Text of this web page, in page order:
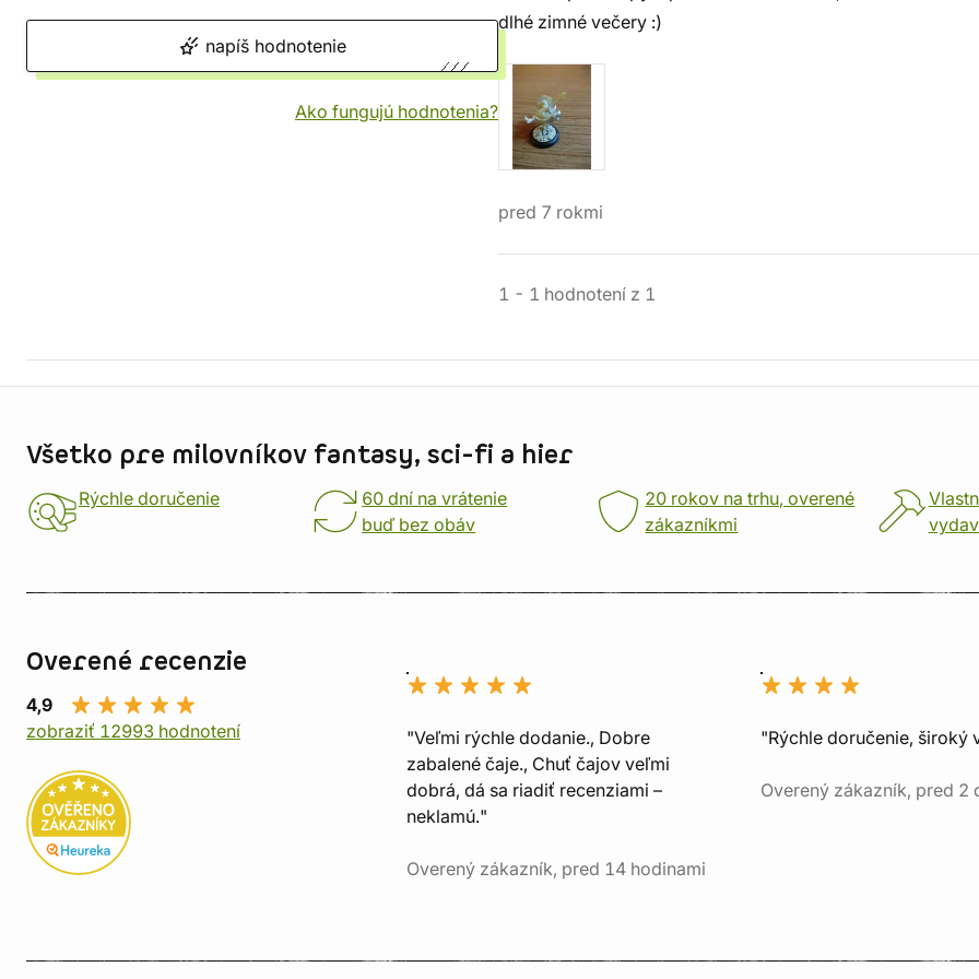
napíš hodnotenie
Ako fungujú hodnotenia?
dlhé zimné večery :)
pred 7 rokmi
1 - 1 hodnotení z 1
Všetko pre milovníkov fantasy, sci-fi a hier
Rýchle doručenie
60 dní na vrátenie
buď bez obáv
20 rokov na trhu, overené
zákazníkmi
Overené recenzie
4,9
zobraziť 12993 hodnotení
"Veľmi rýchle dodanie., Dobre
zabalené čaje., Chuť čajov veľmi
dobrá, dá sa riadiť recenziami –
neklamú."
Overený zákazník, pred 14 hodinami
"Rýchle doručenie, široký
Overený zákazník, pred 2